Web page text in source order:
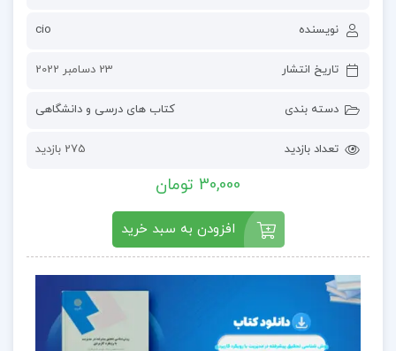
نویسنده cio
تاریخ انتشار 23 دسامبر 2022
دسته بندی کتاب های درسی و دانشگاهی
تعداد بازدید 275 بازدید
30,000 تومان
افزودن به سبد خرید